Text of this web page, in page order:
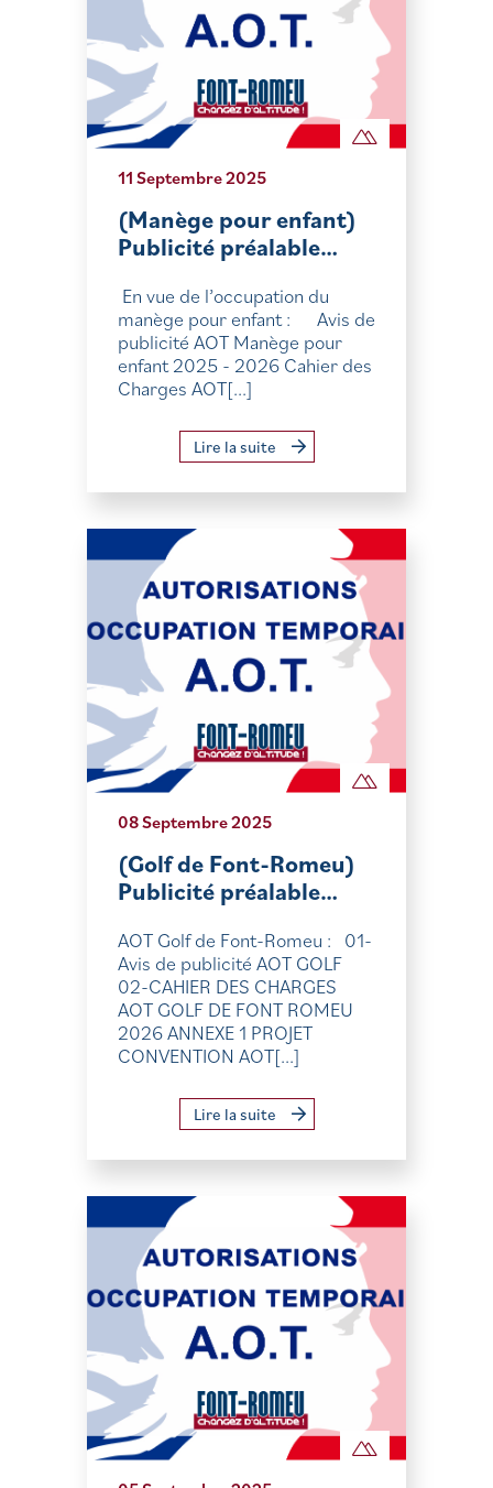
11 Septembre 2025
(Manège pour enfant)
Publicité préalable…
En vue de l’occupation du
manège pour enfant : Avis de
publicité AOT Manège pour
enfant 2025 - 2026 Cahier des
Charges AOT[...]
Lire la suite
08 Septembre 2025
(Golf de Font-Romeu)
Publicité préalable…
AOT Golf de Font-Romeu : 01-
Avis de publicité AOT GOLF
02-CAHIER DES CHARGES
AOT GOLF DE FONT ROMEU
2026 ANNEXE 1 PROJET
CONVENTION AOT[...]
Lire la suite